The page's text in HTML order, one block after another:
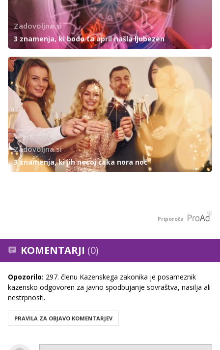
Zadovoljna.si
3 znamenja, ki bodo ta april našla ljubezen
Zadovoljna.si
3 znamenja, ki jih nocoj čaka nora noč
Priporoča
KOMENTARJI (0)
Opozorilo: 297. členu Kazenskega zakonika je posameznik
kazensko odgovoren za javno spodbujanje sovraštva, nasilja ali
nestrpnosti.
PRAVILA ZA OBJAVO KOMENTARJEV